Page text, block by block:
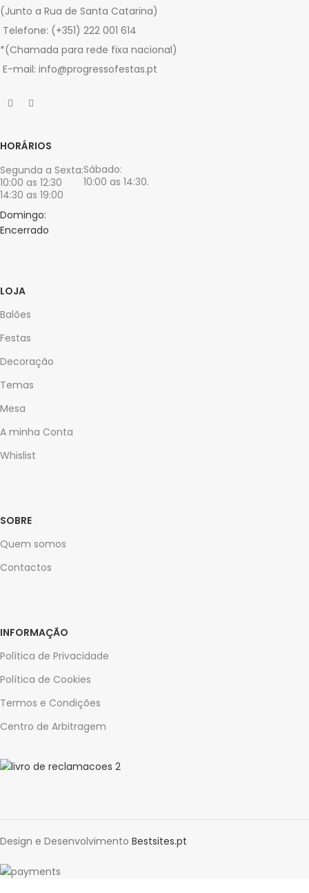
(Junto a Rua de Santa Catarina)
Telefone: (+351) 222 001 614
*(Chamada para rede fixa nacional)
E-mail: info@progressofestas.pt
HORÁRIOS
Segunda a Sexta:
10:00 as 12:30
14:30 as 19:00
Sábado:
10:00 as 14:30.
Domingo:
Encerrado
LOJA
Balões
Festas
Decoração
Temas
Mesa
A minha Conta
Whislist
SOBRE
Quem somos
Contactos
INFORMAÇÃO
Política de Privacidade
Política de Cookies
Termos e Condições
Centro de Arbitragem
Design e Desenvolvimento Bestsites.pt